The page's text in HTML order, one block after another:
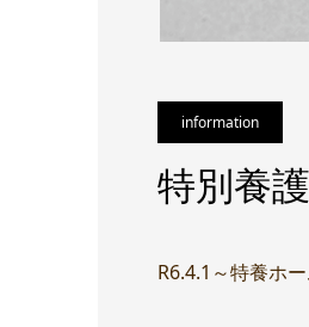
information
特別養
R6.4.1～特養ホ